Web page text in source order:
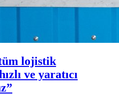
lojistik
ve yaratıcı